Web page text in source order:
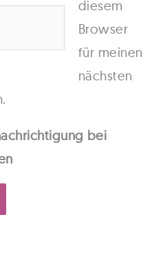
diesem
Browser
für meinen
nächsten
bei